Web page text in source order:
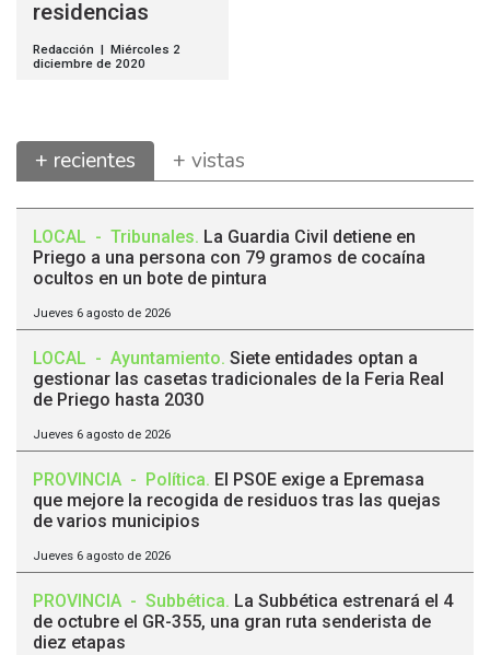
residencias
Redacción | Miércoles 2
diciembre de 2020
+ recientes + vistas
LOCAL - Tribunales. La Guardia Civil detiene en
Priego a una persona con 79 gramos de cocaína
ocultos en un bote de pintura
Jueves 6 agosto de 2026
LOCAL - Ayuntamiento. Siete entidades optan a
gestionar las casetas tradicionales de la Feria Real
de Priego hasta 2030
Jueves 6 agosto de 2026
PROVINCIA - Política. El PSOE exige a Epremasa
que mejore la recogida de residuos tras las quejas
de varios municipios
Jueves 6 agosto de 2026
PROVINCIA - Subbética. La Subbética estrenará el 4
de octubre el GR-355, una gran ruta senderista de
diez etapas